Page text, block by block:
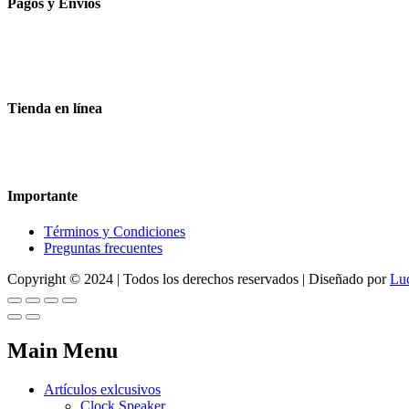
Pagos y Envíos
Tienda en línea
Importante
Términos y Condiciones
Preguntas frecuentes
Copyright © 2024 | Todos los derechos reservados | Diseñado por
Main Menu
Artículos exlcusivos